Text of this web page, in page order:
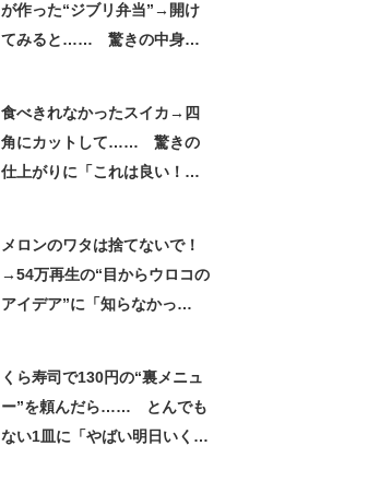
が作った“ジブリ弁当”→開け
てみると…… 驚きの中身に
食べきれなかったスイカ→四
角にカットして…… 驚きの
仕上がりに「これは良い！」
メロンのワタは捨てないで！
→54万再生の“目からウロコの
アイデア”に「知らなかっ
くら寿司で130円の“裏メニュ
ー”を頼んだら…… とんでも
ない1皿に「やばい明日いく」